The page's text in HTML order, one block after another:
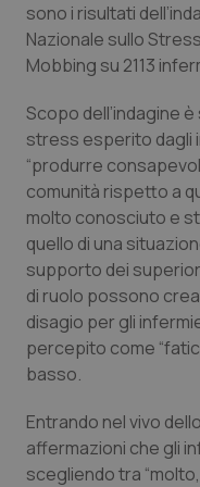
Friuli Venezia
Lazio
Liguria
Lombardia
Marche
Molise
Piemonte
Provincia
Provincia
Dermatite
Diabete &
Disturbi
Dolore
Donna & Salute
Epatiti
HIV
Infezioni &
Ipertensione &
sono i risultati
Nazionale sullo
Mobbing su 2113
Scopo dell’indagine
stress esperito dagli
“produrre
comunità rispetto a
molto conosciuto e
quello di una
supporto dei
di ruolo possono
disagio per gli
percepito come
basso.
Entrando nel vivo
affermazioni che gli
scegliendo tra